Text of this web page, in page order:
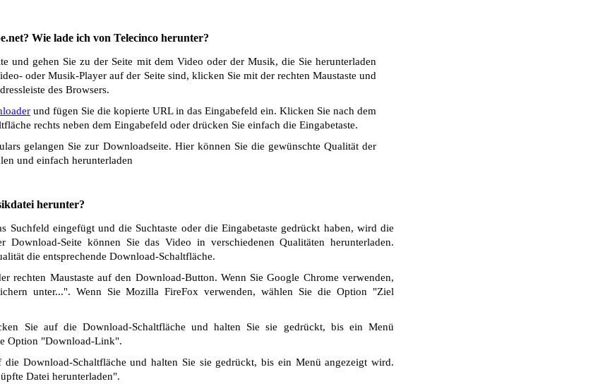
Wie lade ich von Telecinco herunter?
und gehen Sie zu der Seite mit dem Video oder der Musik, die Sie herunterladen
oder Musik-Player auf der Seite sind, klicken Sie mit der rechten Maustaste und
des Browsers.
und fügen Sie die kopierte URL in das Eingabefeld ein. Klicken Sie nach dem
rechts neben dem Eingabefeld oder drücken Sie einfach die Eingabetaste.
gelangen Sie zur Downloadseite. Hier können Sie die gewünschte Qualität der
und einfach herunterladen
herunter?
Suchfeld eingefügt und die Suchtaste oder die Eingabetaste gedrückt haben, wird die
Download-Seite können Sie das Video in verschiedenen Qualitäten herunterladen.
die entsprechende Download-Schaltfläche.
rechten Maustaste auf den Download-Button. Wenn Sie Google Chrome verwenden,
unter...". Wenn Sie Mozilla FireFox verwenden, wählen Sie die Option "Ziel
Sie auf die Download-Schaltfläche und halten Sie sie gedrückt, bis ein Menü
Option "Download-Link".
die Download-Schaltfläche und halten Sie sie gedrückt, bis ein Menü angezeigt wird.
Datei herunterladen".